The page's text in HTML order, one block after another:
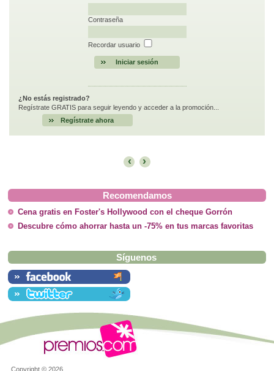
Contraseña
Recordar usuario
¿No estás registrado?
Regístrate GRATIS para seguir leyendo y acceder a la promoción...
Regístrate ahora
‹ ›
Recomendamos
Cena gratis en Foster's Hollywood con el cheque Gorrón
Descubre cómo ahorrar hasta un -75% en tus marcas favoritas
Síguenos
Copyright © 2026.